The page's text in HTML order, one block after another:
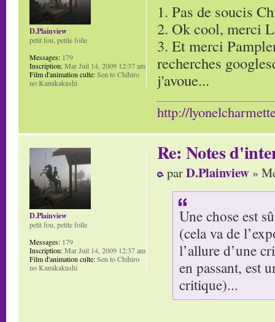
1. Pas de soucis
2. Ok cool, merci
3. Et merci
recherches
j'avoue...
http://
D.Plainview
petit fou, petite folle
Messages: 179
Inscription:Mar Juil 14, 2009 12:37 am
Film d'animation culte:Sen to Chihiro
no Kamikakushi
Re: Notes
parD.Plainview »
Une chose est
(cela va de
l’allure d’une
en passant, est
critique)...
D.Plainview
petit fou, petite folle
Messages: 179
Inscription:Mar Juil 14, 2009 12:37 am
Film d'animation culte:Sen to Chihiro
no Kamikakushi